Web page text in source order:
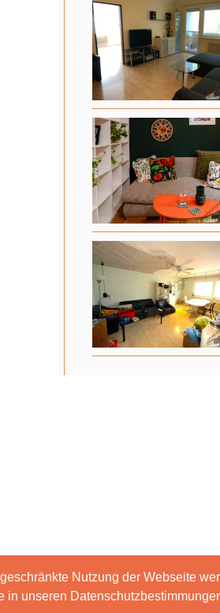
Nutzung der Webseite
in unseren